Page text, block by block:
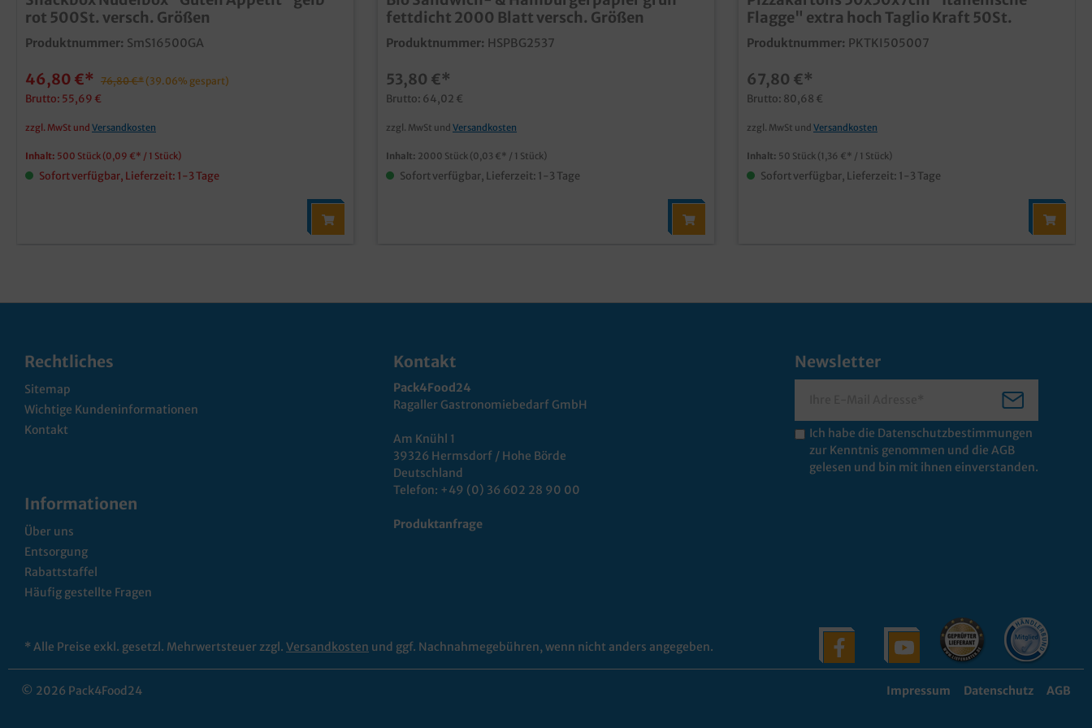
rot 500St. versch. Größen
Produktnummer: SmS16500GA
46,80 €* 76,80 €* (39.06% gespart)
Brutto: 55,69 €
zzgl. MwSt und Versandkosten
Inhalt: 500 Stück (0,09 €* / 1 Stück)
Sofort verfügbar, Lieferzeit: 1-3 Tage
fettdicht 2000 Blatt versch. Größen
Produktnummer: HSPBG2537
53,80 €*
Brutto: 64,02 €
zzgl. MwSt und Versandkosten
Inhalt: 2000 Stück (0,03 €* / 1 Stück)
Sofort verfügbar, Lieferzeit: 1-3 Tage
Flagge" extra hoch Taglio Kraft 50St.
Produktnummer: PKTKI505007
67,80 €*
Brutto: 80,68 €
zzgl. MwSt und Versandkosten
Inhalt: 50 Stück (1,36 €* / 1 Stück)
Sofort verfügbar, Lieferzeit: 1-3 Tage
Rechtliches
Sitemap
Wichtige Kundeninformationen
Kontakt
Informationen
Über uns
Entsorgung
Rabattstaffel
Häufig gestellte Fragen
Kontakt
Pack4Food24
Ragaller Gastronomiebedarf GmbH
Am Knühl 1
39326 Hermsdorf / Hohe Börde
Deutschland
Telefon: +49 (0) 36 602 28 90 00
Produktanfrage
Newsletter
Ich habe die Datenschutzbestimmungen
zur Kenntnis genommen und die AGB
gelesen und bin mit ihnen einverstanden.
* Alle Preise exkl. gesetzl. Mehrwertsteuer zzgl. Versandkosten und ggf. Nachnahmegebühren, wenn nicht anders angegeben.
© 2026 Pack4Food24 Impressum Datenschutz AGB